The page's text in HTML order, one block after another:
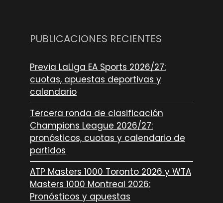
PUBLICACIONES RECIENTES
Previa LaLiga EA Sports 2026/27:
cuotas, apuestas deportivas y
calendario
Tercera ronda de clasificación
Champions League 2026/27:
pronósticos, cuotas y calendario de
partidos
ATP Masters 1000 Toronto 2026 y WTA
Masters 1000 Montreal 2026:
Pronósticos y apuestas